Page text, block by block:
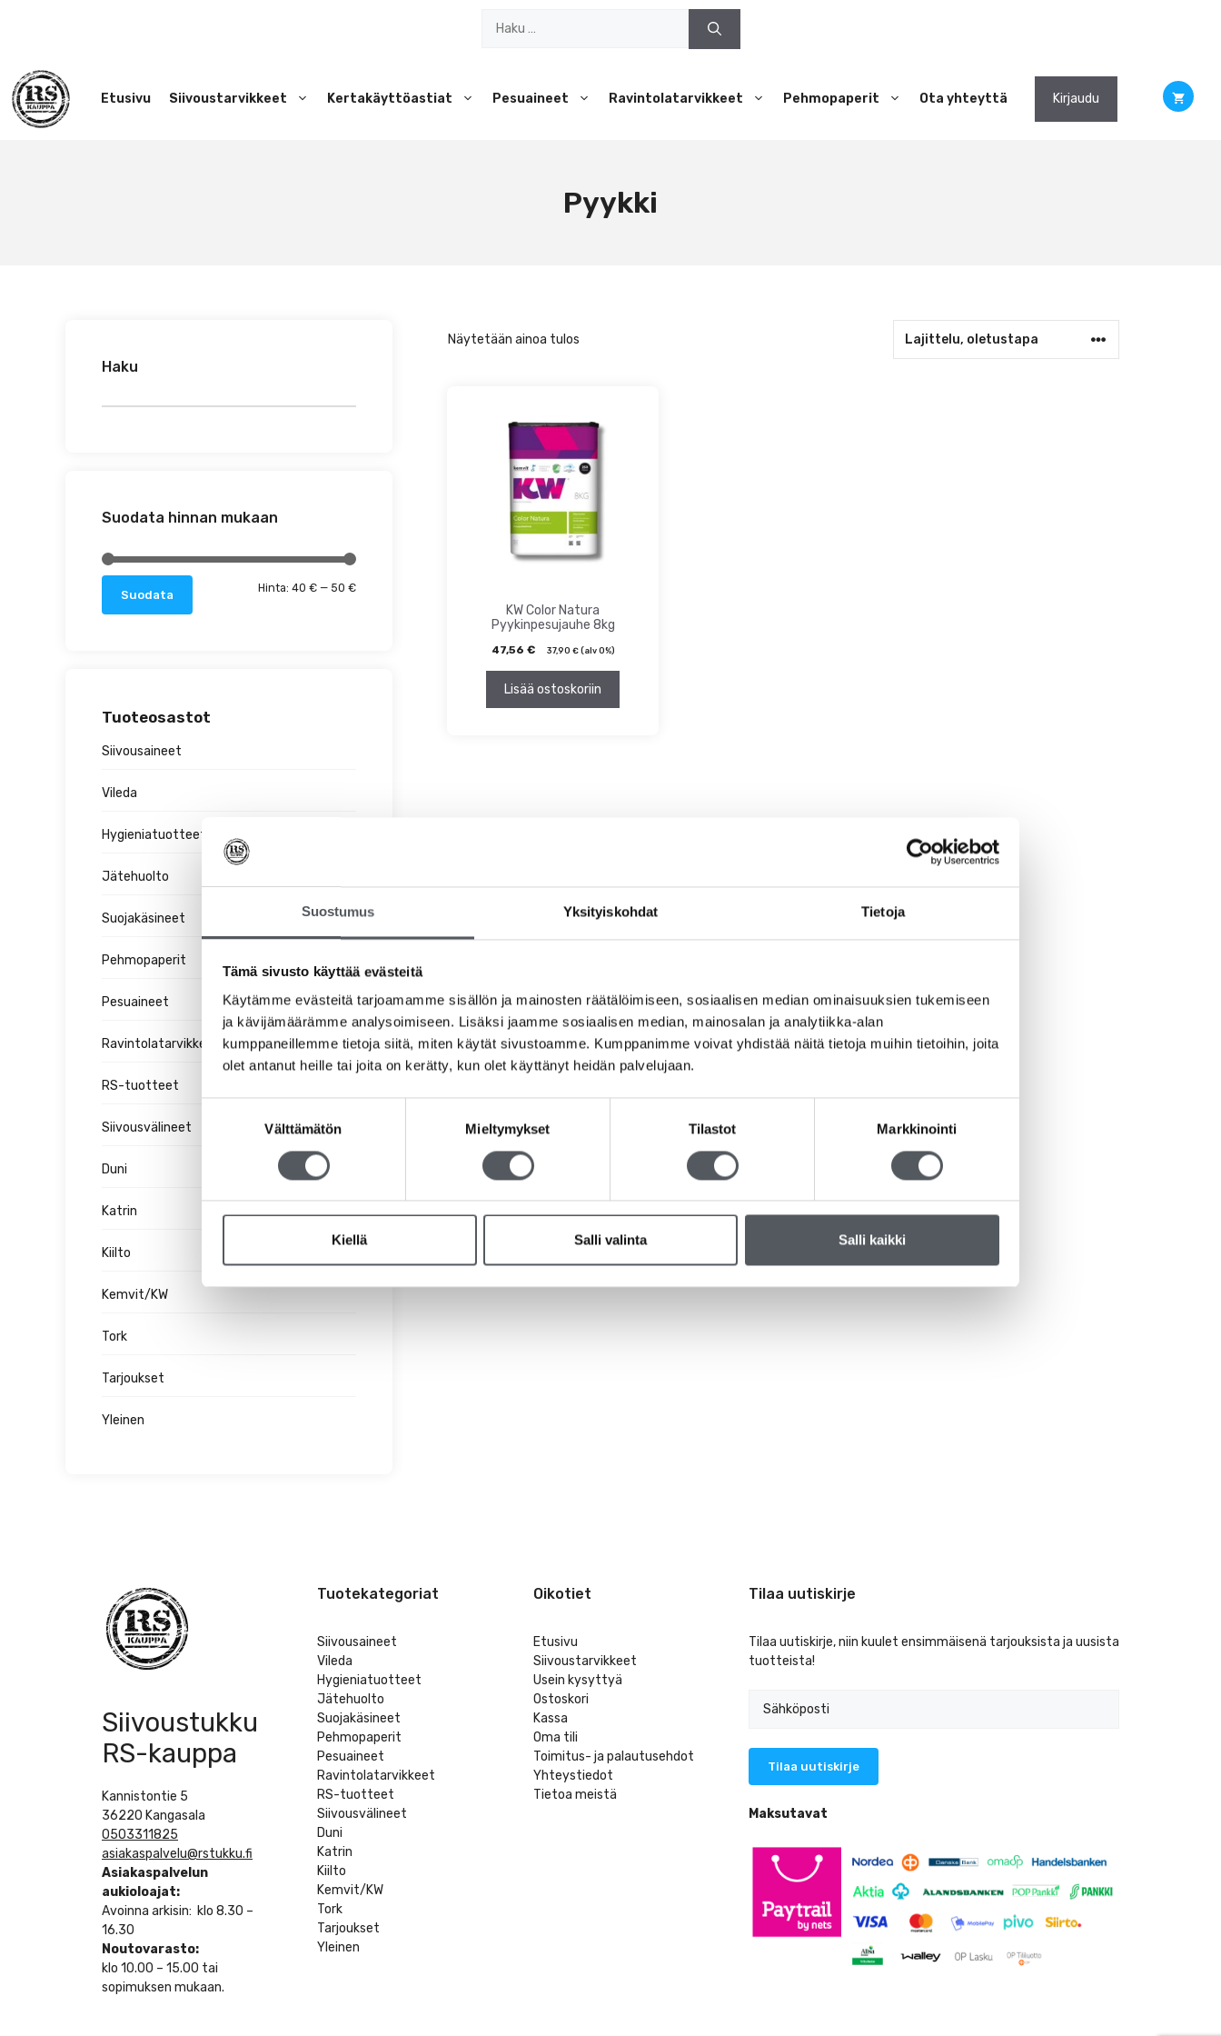
Suostumus Yksityiskohdat Tietoja
Tämä sivusto käyttää evästeitä
Käytämme evästeitä tarjoamamme sisällön ja mainosten räätälöimiseen, sosiaalisen median ominaisuuksien tukemiseen
ja kävijämäärämme analysoimiseen. Lisäksi jaamme sosiaalisen median, mainosalan ja analytiikka-alan
kumppaneillemme tietoja siitä, miten käytät sivustoamme. Kumppanimme voivat yhdistää näitä tietoja muihin tietoihin, joita
olet antanut heille tai joita on kerätty, kun olet käyttänyt heidän palvelujaan.
Välttämätön Mieltymykset Tilastot Markkinointi
Kiellä Salli valinta Salli kaikki
Etusivu Siivoustarvikkeet Kertakäyttöastiat Pesuaineet Ravintolatarvikkeet Pehmopaperit Ota yhteyttä Kirjaudu
Pyykki
Näytetään ainoa tulos
KW Color Natura
Pyykinpesujauhe 8kg
47,56 € 37,90 €(alv 0%)
Lisää ostoskoriin
Haku
Suodata hinnan mukaan
Minimihinta
Maksimihinta
Suodata Hinta: 40 € — 50 €
Tuoteosastot
Siivousaineet
Vileda
Hygieniatuotteet
Jätehuolto
Suojakäsineet
Pehmopaperit
Pesuaineet
Ravintolatarvikkeet
RS-tuotteet
Siivousvälineet
Duni
Katrin
Kiilto
Kemvit/KW
Tork
Tarjoukset
Yleinen
Siivoustukku
RS-kauppa
Kannistontie 5
36220 Kangasala
0503311825
asiakaspalvelu@rstukku.fi
Asiakaspalvelun
aukioloajat:
Avoinna arkisin: klo 8.30 –
16.30
Noutovarasto:
klo 10.00 – 15.00 tai
sopimuksen mukaan.
Tuotekategoriat
Siivousaineet
Vileda
Hygieniatuotteet
Jätehuolto
Suojakäsineet
Pehmopaperit
Pesuaineet
Ravintolatarvikkeet
RS-tuotteet
Siivousvälineet
Duni
Katrin
Kiilto
Kemvit/KW
Tork
Tarjoukset
Yleinen
Oikotiet
Etusivu
Siivoustarvikkeet
Usein kysyttyä
Ostoskori
Kassa
Oma tili
Toimitus- ja palautusehdot
Yhteystiedot
Tietoa meistä
Tilaa uutiskirje
Tilaa uutiskirje, niin kuulet ensimmäisenä tarjouksista ja uusista
tuotteista!
Maksutavat